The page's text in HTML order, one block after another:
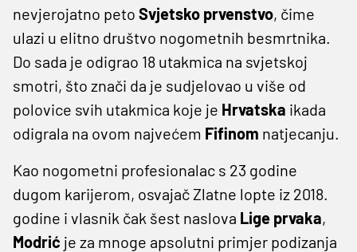
nevjerojatno peto Svjetsko prvenstvo, čime
ulazi u elitno društvo nogometnih besmrtnika.
Do sada je odigrao 18 utakmica na svjetskoj
smotri, što znači da je sudjelovao u više od
polovice svih utakmica koje je Hrvatska ikada
odigrala na ovom najvećem Fifinom natjecanju.
Kao nogometni profesionalac s 23 godine
dugom karijerom, osvajač Zlatne lopte iz 2018.
godine i vlasnik čak šest naslova Lige prvaka,
Modrić je za mnoge apsolutni primjer podizanja